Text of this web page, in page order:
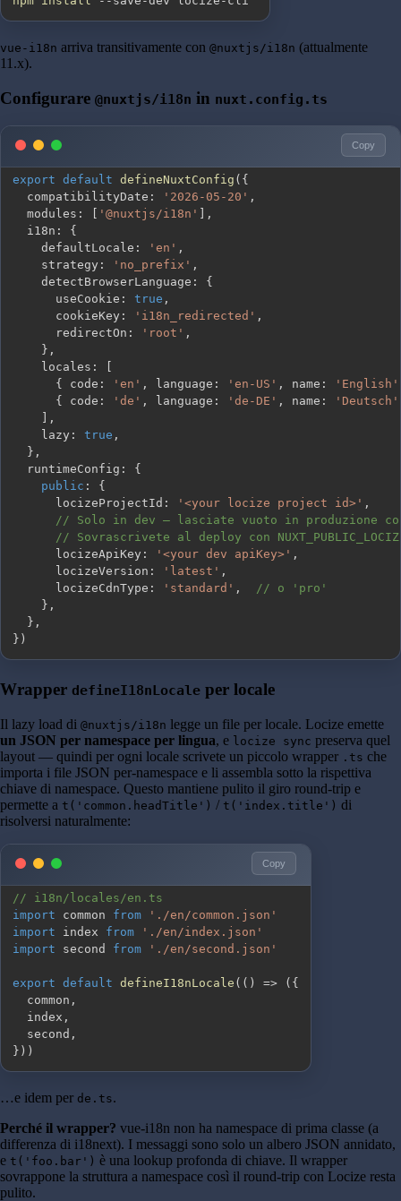
vue-i18n arriva transitivamente con @nuxtjs/i18n (attualmente
11.x).
Configurare @nuxtjs/i18n in nuxt.config.ts
Copy
export default defineNuxtConfig ( {
  compatibilityDate
: '2026-05-20' ,
  modules
: [ '@nuxtjs/i18n' ] ,
  i18n
:
{
    defaultLocale
: 'en' ,
    strategy
: 'no_prefix' ,
    detectBrowserLanguage
:
{
      useCookie
: true ,
      cookieKey
: 'i18n_redirected' ,
      redirectOn
: 'root' ,
} ,
    locales
:
[
{ code : 'en' , language : 'en-US' , name : 'English'
{ code : 'de' , language : 'de-DE' , name : 'Deutsch'
] ,
    lazy
: true ,
} ,
  runtimeConfig
:
{
public :
{
      locizeProjectId
: '<your locize project id>' ,
// Solo in dev — lasciate vuoto in produzione
// Sovrascrivete al deploy con
      locizeApiKey
: '<your dev apiKey>' ,
      locizeVersion
: 'latest' ,
      locizeCdnType
: 'standard' ,
// o 'pro'
} ,
} ,
} )
Wrapper defineI18nLocale per locale
Il lazy load di @nuxtjs/i18n legge un file per locale. Locize emette
un JSON per namespace per lingua, e locize sync preserva quel
layout — quindi per ogni locale scrivete un piccolo wrapper .ts che
importa i file JSON per-namespace e li assembla sotto la rispettiva
chiave di namespace. Questo mantiene pulito il giro round-trip e
permette a t('common.headTitle') / t('index.title') di
risolversi naturalmente:
Copy
// i18n/locales/en.ts
import common from
'./en/common.json'
import index from
'./en/index.json'
import second from './en/second.json'
export default defineI18nLocale ( ( ) => ( {
  common
,
  index
,
  second
,
} ) )
…e idem per de.ts.
Perché il wrapper? vue-i18n non ha namespace di prima classe (a
differenza di i18next). I messaggi sono solo un albero JSON annidato,
e t('foo.bar') è una lookup profonda di chiave. Il wrapper
sovrappone la struttura a namespace così il round-trip con Locize resta
pulito.